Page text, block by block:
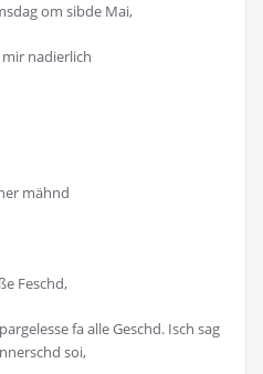
om sibde Mai,
nadierlich
mähnd
Feschd,
fa alle Geschd. Isch sag
soi,